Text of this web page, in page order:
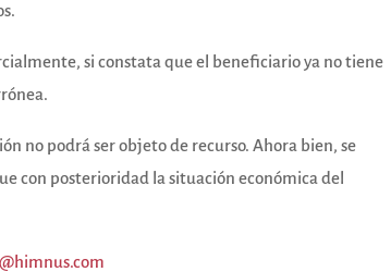
si constata que el beneficiario ya no tiene
no podrá ser objeto de recurso. Ahora bien, se
con posterioridad la situación económica del